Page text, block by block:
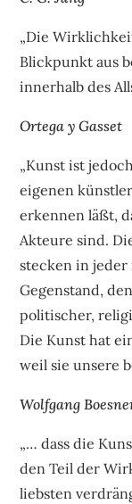
„Die
Blickpunkt aus
innerhalb des
Ortega y Gasset
„Kunst ist
eigenen
erkennen läßt,
Akteure sind.
stecken in jeder
Gegenstand,
politischer,
Die Kunst hat
weil sie unsere
Wolfgang
„… dass die
den Teil der
liebsten